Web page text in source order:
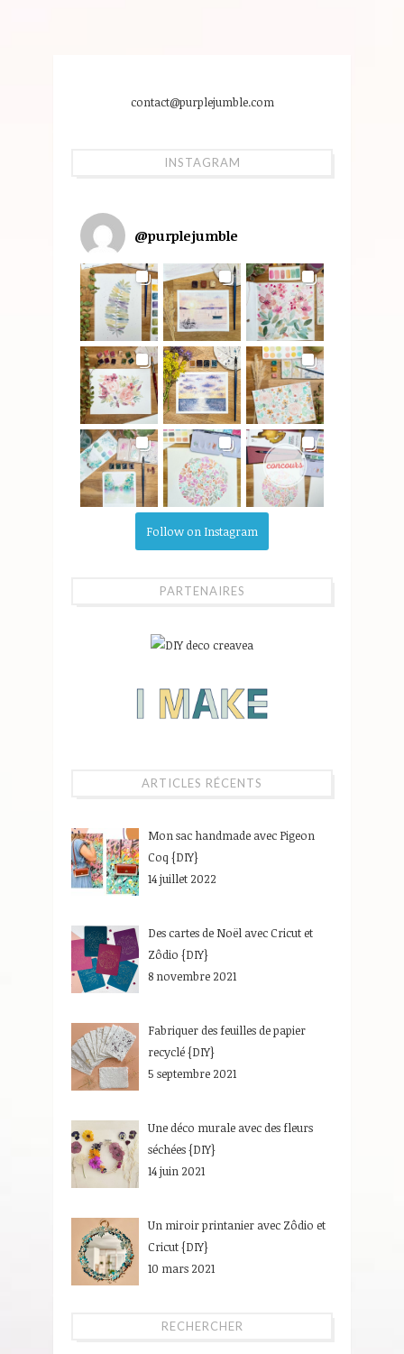
contact@purplejumble.com
INSTAGRAM
@purplejumble
Follow on Instagram
PARTENAIRES
ARTICLES RÉCENTS
Mon sac handmade avec Pigeon
Coq {DIY}
14 juillet 2022
Des cartes de Noël avec Cricut et
Zôdio {DIY}
8 novembre 2021
Fabriquer des feuilles de papier
recyclé {DIY}
5 septembre 2021
Une déco murale avec des fleurs
séchées {DIY}
14 juin 2021
Un miroir printanier avec Zôdio et
Cricut {DIY}
10 mars 2021
RECHERCHER